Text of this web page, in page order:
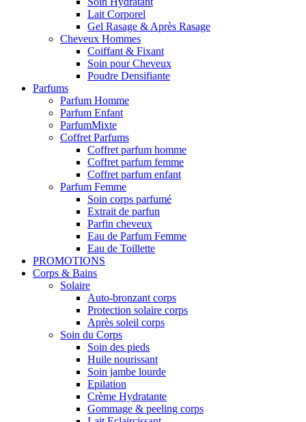
Lait Corporel
Gel Rasage & Après Rasage
Cheveux Hommes
Coiffant & Fixant
Soin pour Cheveux
Poudre Densifiante
Parfums
Parfum Homme
Parfum Enfant
ParfumMixte
Coffret Parfums
Coffret parfum homme
Coffret parfum femme
Coffret parfum enfant
Parfum Femme
Soin corps parfumé
Extrait de parfun
Parfin cheveux
Eau de Parfum Femme
Eau de Toillette
PROMOTIONS
Corps & Bains
Solaire
Auto-bronzant corps
Protection solaire corps
Après soleil corps
Soin du Corps
Soin des pieds
Huile nourissant
Soin jambe lourde
Epilation
Crème Hydratante
Gommage & peeling corps